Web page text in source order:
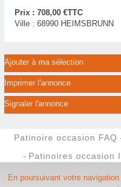
Prix : 708,00 €TTC
Ville :68990 HEIMSBRUNN
Ajouter à ma sélection
Imprimer l'annonce
Signaler l'annonce
Patinoire occasion FAQ
- Patinoires occasion
occasion et materiel
En poursuivant votre